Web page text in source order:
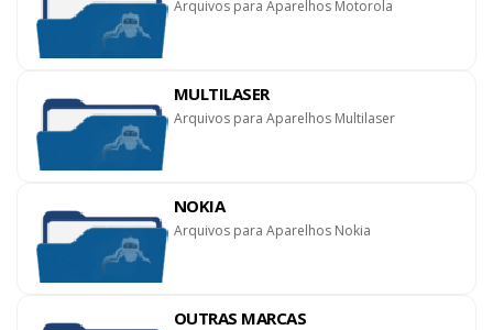
Arquivos para Aparelhos Motorola
MULTILASER
Arquivos para Aparelhos Multilaser
NOKIA
Arquivos para Aparelhos Nokia
OUTRAS MARCAS